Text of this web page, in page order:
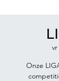
vr
Onze